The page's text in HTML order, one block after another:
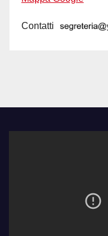
Contatti